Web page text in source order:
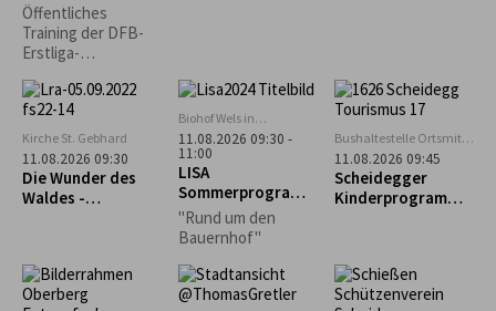
Erstliga-
Schiedsrichter
Öffentliches
Training der DFB-
Erstliga-
Bewirtung
Kirche St. Gebhard
11.08.2026 09:30
Die Wunder des
Waldes -
Biohof Wels in
Oberthalhofen
11.08.2026 09:30 -
11:00
LISA
Sommerprogramm
: Hofeinblicke
"Rund um den
Bauernhof"
Bushaltestelle Ortsmitte
Scheidegg
11.08.2026 09:45
Scheidegger
Kinderprogramm:
Heim in Scheffau